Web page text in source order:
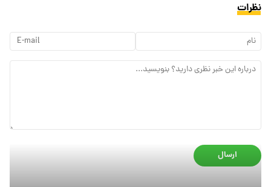
نظرات
ارسال